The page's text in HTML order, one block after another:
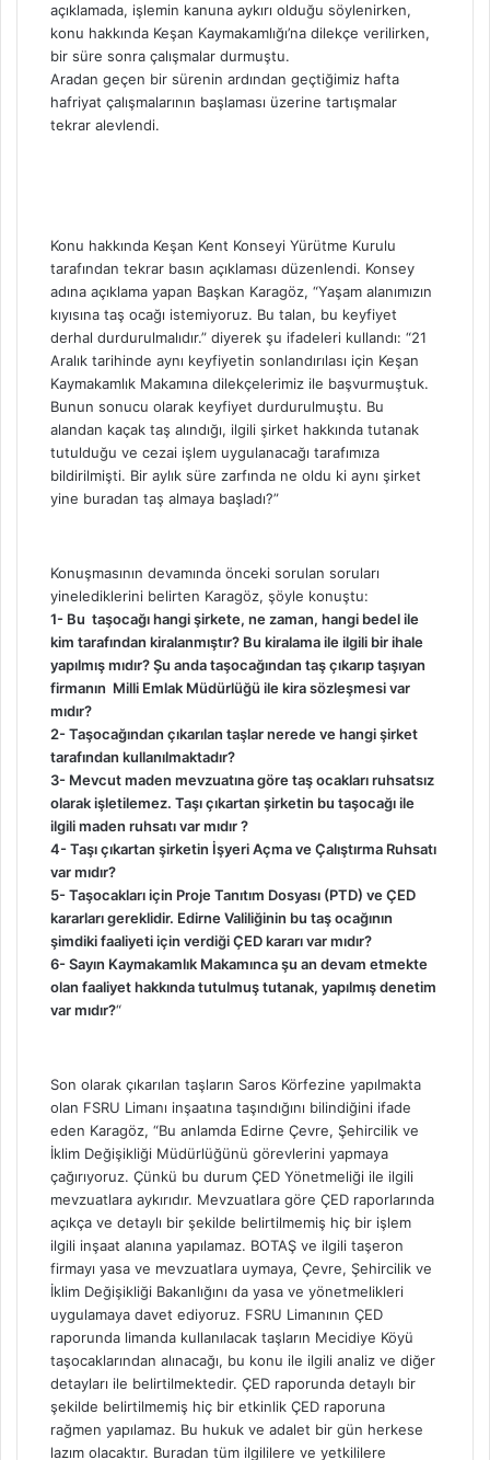
açıklamada, işlemin kanuna aykırı olduğu söylenirken,
konu hakkında Keşan Kaymakamlığı’na dilekçe verilirken,
bir süre sonra çalışmalar durmuştu.
Aradan geçen bir sürenin ardından geçtiğimiz hafta
hafriyat çalışmalarının başlaması üzerine tartışmalar
tekrar alevlendi.
Konu hakkında Keşan Kent Konseyi Yürütme Kurulu
tarafından tekrar basın açıklaması düzenlendi. Konsey
adına açıklama yapan Başkan Karagöz, “Yaşam alanımızın
kıyısına taş ocağı istemiyoruz. Bu talan, bu keyfiyet
derhal durdurulmalıdır.” diyerek şu ifadeleri kullandı: “21
Aralık tarihinde aynı keyfiyetin sonlandırılası için Keşan
Kaymakamlık Makamına dilekçelerimiz ile başvurmuştuk.
Bunun sonucu olarak keyfiyet durdurulmuştu. Bu
alandan kaçak taş alındığı, ilgili şirket hakkında tutanak
tutulduğu ve cezai işlem uygulanacağı tarafımıza
bildirilmişti. Bir aylık süre zarfında ne oldu ki aynı şirket
yine buradan taş almaya başladı?”
Konuşmasının devamında önceki sorulan soruları
yinelediklerini belirten Karagöz, şöyle konuştu:
1- Bu taşocağı hangi şirkete, ne zaman, hangi bedel ile
kim tarafından kiralanmıştır? Bu kiralama ile ilgili bir ihale
yapılmış mıdır? Şu anda taşocağından taş çıkarıp taşıyan
firmanın Milli Emlak Müdürlüğü ile kira sözleşmesi var
mıdır?
2- Taşocağından çıkarılan taşlar nerede ve hangi şirket
tarafından kullanılmaktadır?
3- Mevcut maden mevzuatına göre taş ocakları ruhsatsız
olarak işletilemez. Taşı çıkartan şirketin bu taşocağı ile
ilgili maden ruhsatı var mıdır ?
4- Taşı çıkartan şirketin İşyeri Açma ve Çalıştırma Ruhsatı
var mıdır?
5- Taşocakları için Proje Tanıtım Dosyası (PTD) ve ÇED
kararları gereklidir. Edirne Valiliğinin bu taş ocağının
şimdiki faaliyeti için verdiği ÇED kararı var mıdır?
6- Sayın Kaymakamlık Makamınca şu an devam etmekte
olan faaliyet hakkında tutulmuş tutanak, yapılmış denetim
var mıdır?“
Son olarak çıkarılan taşların Saros Körfezine yapılmakta
olan FSRU Limanı inşaatına taşındığını bilindiğini ifade
eden Karagöz, “Bu anlamda Edirne Çevre, Şehircilik ve
İklim Değişikliği Müdürlüğünü görevlerini yapmaya
çağırıyoruz. Çünkü bu durum ÇED Yönetmeliği ile ilgili
mevzuatlara aykırıdır. Mevzuatlara göre ÇED raporlarında
açıkça ve detaylı bir şekilde belirtilmemiş hiç bir işlem
ilgili inşaat alanına yapılamaz. BOTAŞ ve ilgili taşeron
firmayı yasa ve mevzuatlara uymaya, Çevre, Şehircilik ve
İklim Değişikliği Bakanlığını da yasa ve yönetmelikleri
uygulamaya davet ediyoruz. FSRU Limanının ÇED
raporunda limanda kullanılacak taşların Mecidiye Köyü
taşocaklarından alınacağı, bu konu ile ilgili analiz ve diğer
detayları ile belirtilmektedir. ÇED raporunda detaylı bir
şekilde belirtilmemiş hiç bir etkinlik ÇED raporuna
rağmen yapılamaz. Bu hukuk ve adalet bir gün herkese
lazım olacaktır. Buradan tüm ilgililere ve yetkililere